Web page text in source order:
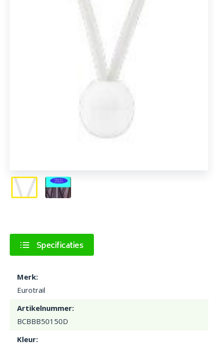
Specificaties
Merk:
Eurotrail
Artikelnummer:
BCBBB50150D
Kleur: